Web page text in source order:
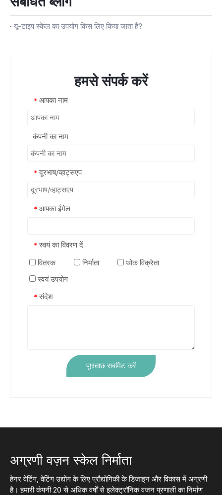
यू-टाइप स्केल का उपयोग किस लिए किया जाता है?
हमसे संपर्क करें
* आपका नाम
कंपनी का नाम
* दूरभाष/व्हाट्सएप
* आपका ईमेल
* स्वयं का विवरण दें
वितरक
निर्माता
थोक विक्रेता
स्वयं उपयोग
* संदेश
पूछताछ सबमिट करें
अग्रणी वज़न स्केल निर्माता
हेनर वेटिंग, वेटिंग उद्योग के लिए प्रौद्योगिकी के डिजाइन और विकास में अग्रणी
है। हमारी कंपनी 20 से अधिक वर्षों से इलेक्ट्रॉनिक वजन प्रणाली का निर्माण